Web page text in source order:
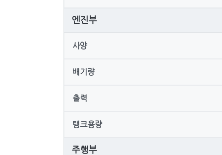
엔진부
사양
배기량
출력
탱크용량
주행부